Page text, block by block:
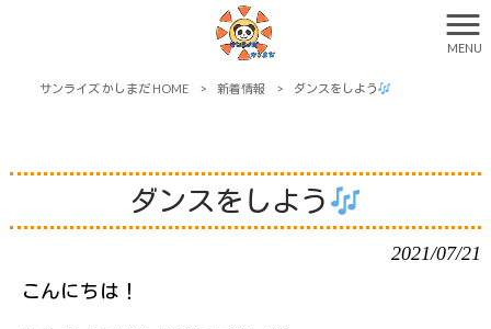
MENU
サンライズ かしまだ HOME > 新着情報 > ダンスをしよう
ダンスをしよう
2021/07/21
こんにちは！